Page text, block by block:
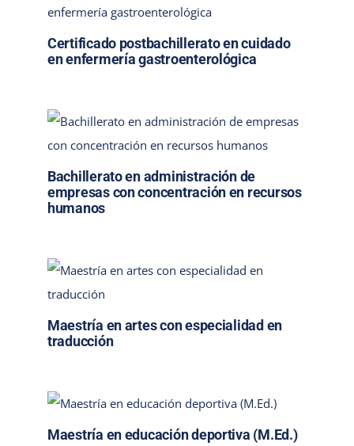
Certificado postbachillerato en cuidado
en enfermería gastroenterológica
Bachillerato en administración de
empresas con concentración en recursos
humanos
Maestría en artes con especialidad en
traducción
Maestría en educación deportiva (M.Ed.)